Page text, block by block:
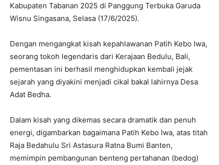
Kabupaten Tabanan 2025 di Panggung Terbuka Garuda
Wisnu Singasana, Selasa (17/6/2025).
Dengan mengangkat kisah kepahlawanan Patih Kebo Iwa,
seorang tokoh legendaris dari Kerajaan Bedulu, Bali,
pementasan ini berhasil menghidupkan kembali jejak
sejarah yang diyakini menjadi cikal bakal lahirnya Desa
Adat Bedha.
Dalam kisah yang dikemas secara dramatik dan penuh
energi, digambarkan bagaimana Patih Kebo Iwa, atas titah
Raja Bedahulu Sri Astasura Ratna Bumi Banten,
memimpin pembangunan benteng pertahanan (bedog)